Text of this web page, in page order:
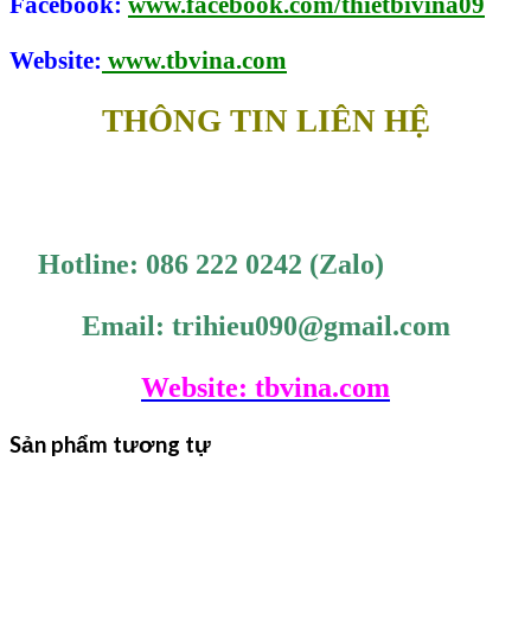
Website: www.tbvina.com
THÔNG TIN LIÊN HỆ
Hotline: 086 222 0242 (Zalo)
Email: trihieu090@gmail.com
Website: tbvina.com
Sản phẩm tương tự